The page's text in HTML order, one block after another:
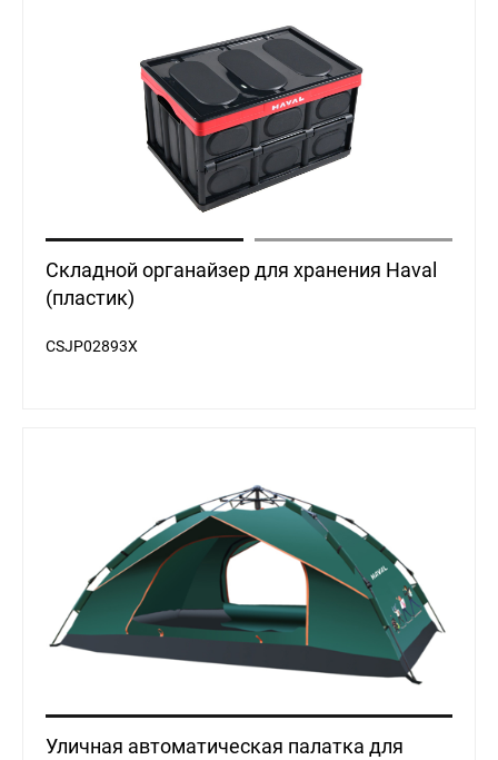
Складной органайзер для хранения Haval
(пластик)
CSJP02893X
Уличная автоматическая палатка для